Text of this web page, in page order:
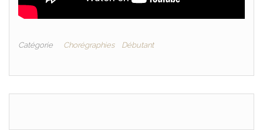
Catégorie Chorégraphies Débutant